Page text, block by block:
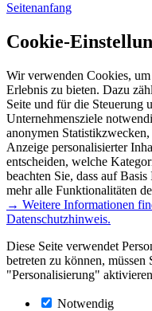
Seitenanfang
Cookie-
Wir verwenden Cookies,
Erlebnis zu bieten. Dazu
Seite und für die Steuerung
Unternehmensziele
anonymen
Anzeige personalisierter
entscheiden, welche
beachten Sie, dass auf
mehr alle Funktionalitäten
→ Weitere Informationen
Datenschutzhinweis.
Diese Seite verwendet
betreten zu können, müssen
"Personalisierung"
Notwendig